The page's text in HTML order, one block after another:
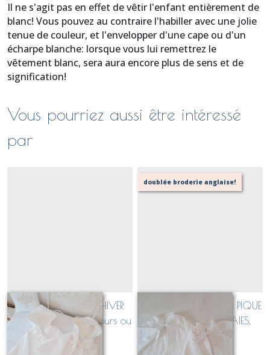
Il ne s'agit pas en effet de vêtir l'enfant entièrement de
blanc! Vous pouvez au contraire l'habiller avec une jolie
tenue de couleur, et l'envelopper d'une cape ou d'un
écharpe blanche: lorsque vous lui remettrez le
vêtement blanc, sera aura encore plus de sens et de
signification!
Vous pourriez aussi être intéressé
par
Cape de baptême HIVER
CHAUDE (polaire, velours ou
caban...)
À partir de 54€
doublée broderie anglaise!
Cape de baptême en PIQUE
DE COTON MILLERAIES,
doublure broderie anglaise
À partir de €